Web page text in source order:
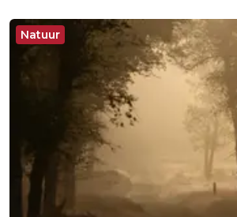
Natuur